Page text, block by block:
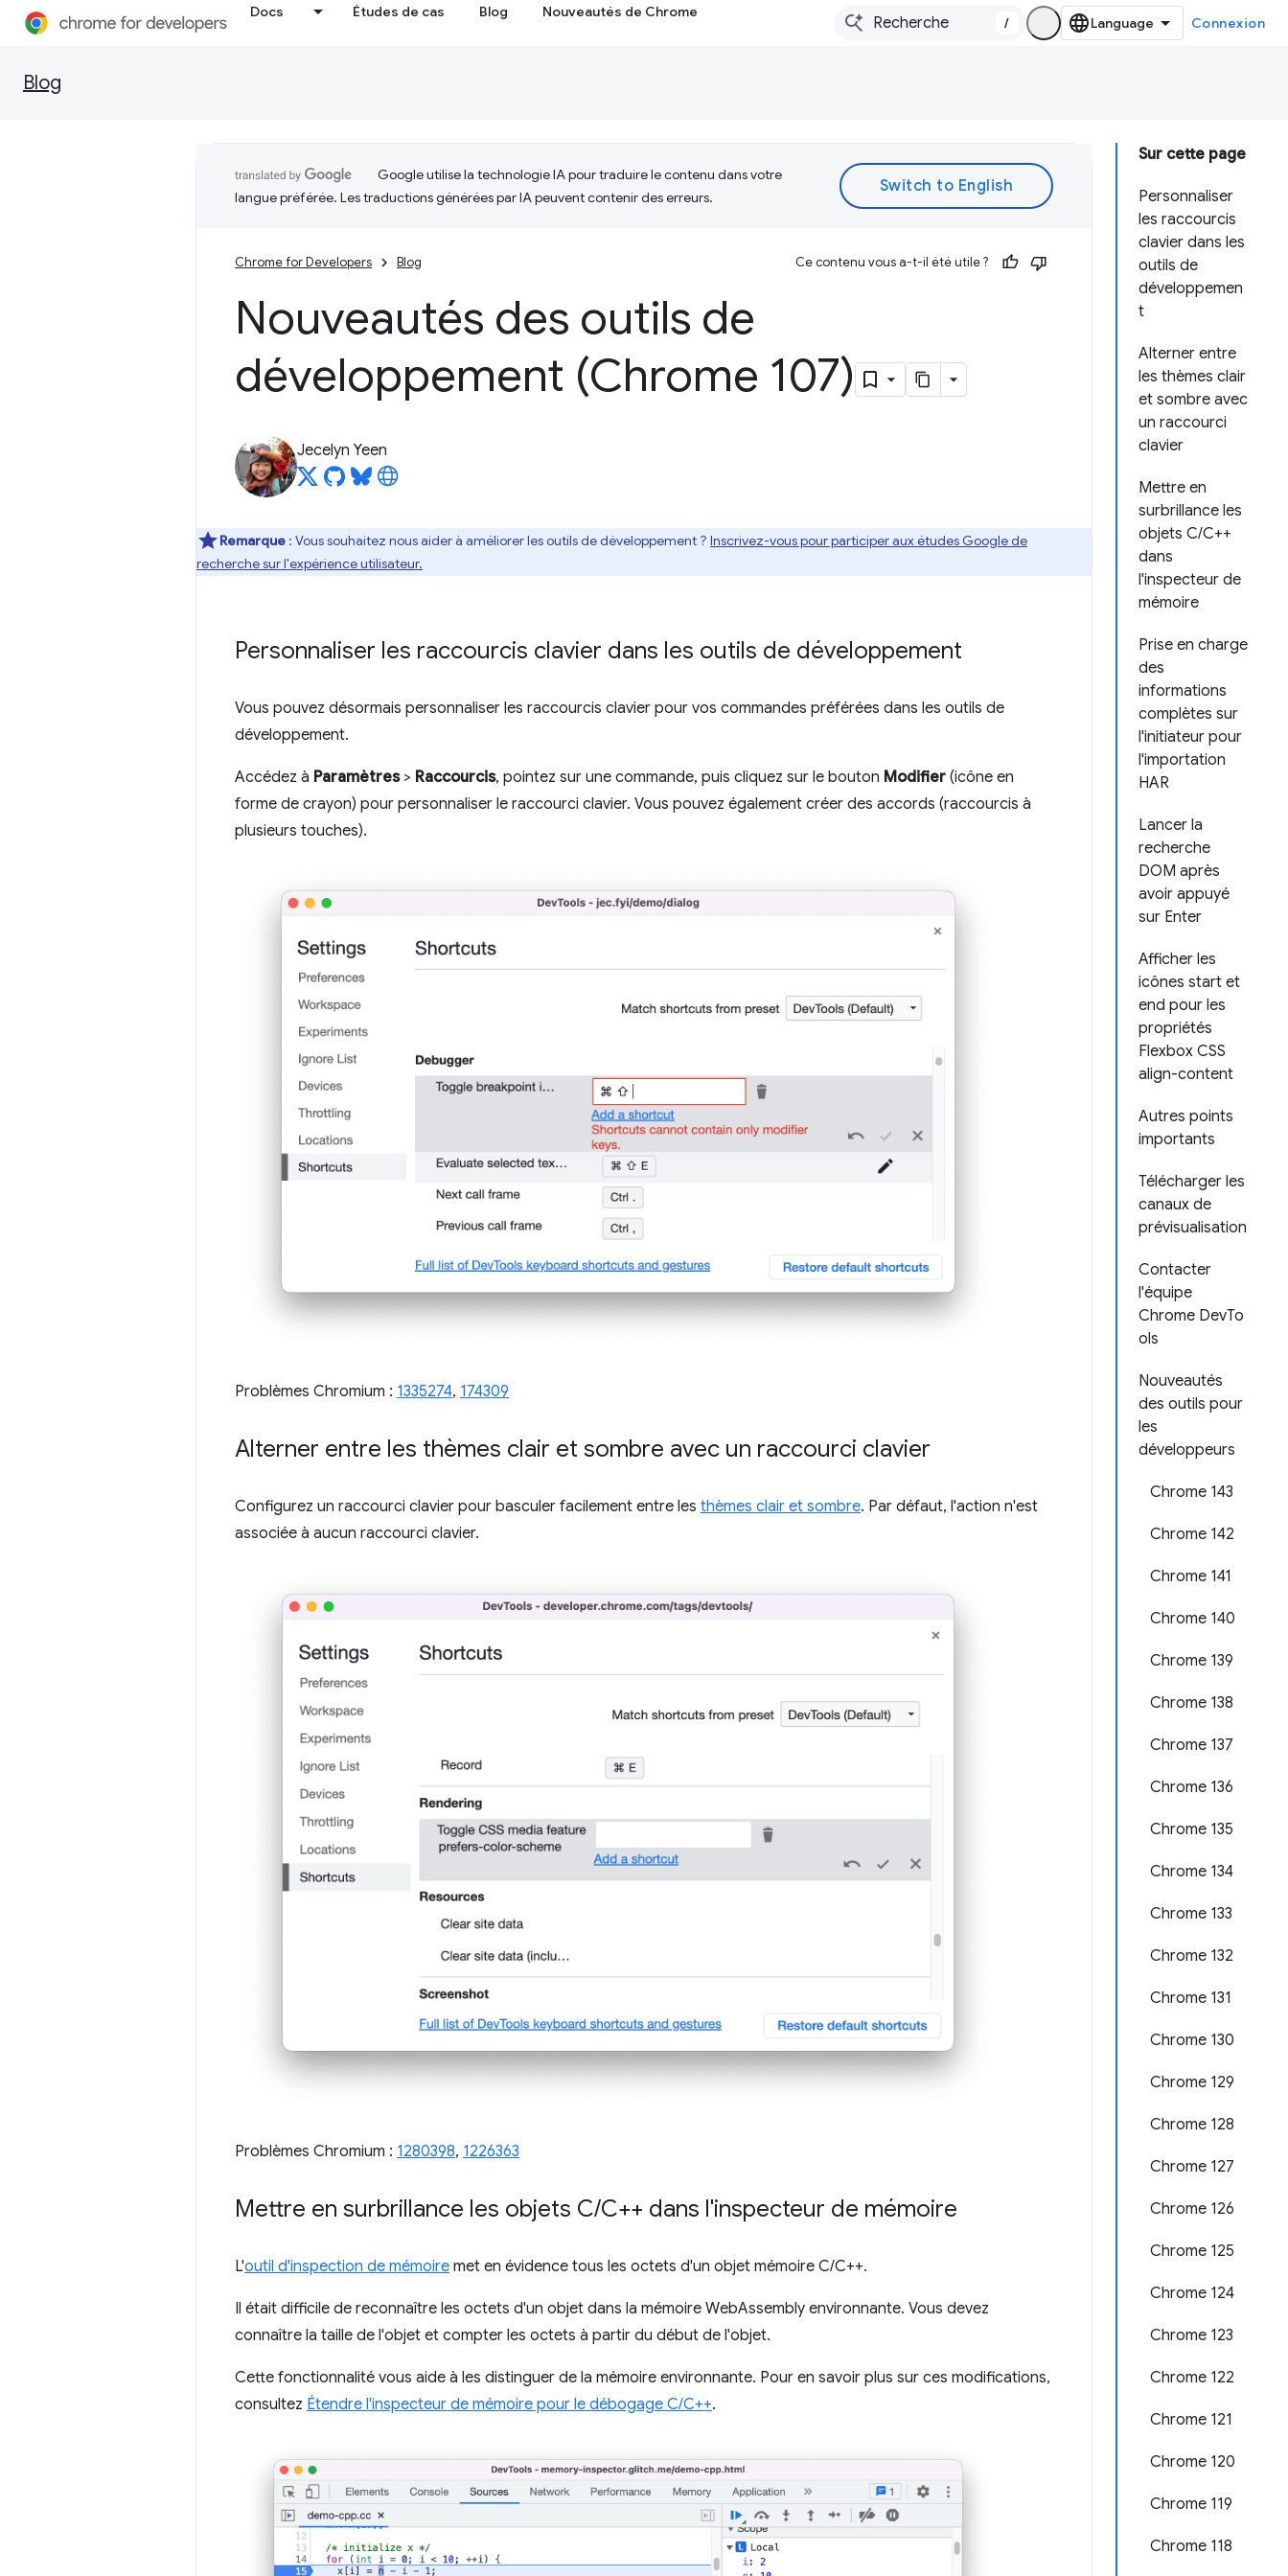
Docs Études de cas Blog Nouveautés de Chrome
/ Connexion
Blog
Sur cette page
Personnaliser
les raccourcis
clavier dans les
outils de
développemen
t
Alterner entre
les thèmes clair
et sombre avec
un raccourci
clavier
Mettre en
surbrillance les
objets C/C++
dans
l'inspecteur de
mémoire
Prise en charge
des
informations
complètes sur
l'initiateur pour
l'importation
HAR
Lancer la
recherche
DOM après
avoir appuyé
sur Enter
Afficher les
icônes start et
end pour les
propriétés
Flexbox CSS
align-content
Autres points
importants
Télécharger les
canaux de
prévisualisation
Contacter
l'équipe
Chrome DevTo
ols
Nouveautés
des outils pour
les
développeurs
Chrome 143
Chrome 142
Chrome 141
Chrome 140
Chrome 139
Chrome 138
Chrome 137
Chrome 136
Chrome 135
Chrome 134
Chrome 133
Chrome 132
Chrome 131
Chrome 130
Chrome 129
Chrome 128
Chrome 127
Chrome 126
Chrome 125
Chrome 124
Chrome 123
Chrome 122
Chrome 121
Chrome 120
Chrome 119
Chrome 118
Google utilise la technologie IA pour traduire le contenu dans votre
langue préférée. Les traductions générées par IA peuvent contenir des erreurs.
Chrome for Developers Blog Ce contenu vous a-t-il été utile ?
Nouveautés des outils de
développement (Chrome 107)
Jecelyn Yeen
Remarque : Vous souhaitez nous aider à améliorer les outils de développement ? Inscrivez-vous pour participer aux études Google de
recherche sur l'expérience utilisateur.
Personnaliser les raccourcis clavier dans les outils de développement
Vous pouvez désormais personnaliser les raccourcis clavier pour vos commandes préférées dans les outils de
développement.
Accédez à Paramètres> Raccourcis, pointez sur une commande, puis cliquez sur le bouton Modifier (icône en
forme de crayon) pour personnaliser le raccourci clavier. Vous pouvez également créer des accords (raccourcis à
plusieurs touches).
Problèmes Chromium : 1335274, 174309
Alterner entre les thèmes clair et sombre avec un raccourci clavier
Configurez un raccourci clavier pour basculer facilement entre les thèmes clair et sombre. Par défaut, l'action n'est
associée à aucun raccourci clavier.
Problèmes Chromium : 1280398, 1226363
Mettre en surbrillance les objets C/C++ dans l'inspecteur de mémoire
L'outil d'inspection de mémoire met en évidence tous les octets d'un objet mémoire C/C++.
Il était difficile de reconnaître les octets d'un objet dans la mémoire WebAssembly environnante. Vous devez
connaître la taille de l'objet et compter les octets à partir du début de l'objet.
Cette fonctionnalité vous aide à les distinguer de la mémoire environnante. Pour en savoir plus sur ces modifications,
consultez Étendre l'inspecteur de mémoire pour le débogage C/C++.